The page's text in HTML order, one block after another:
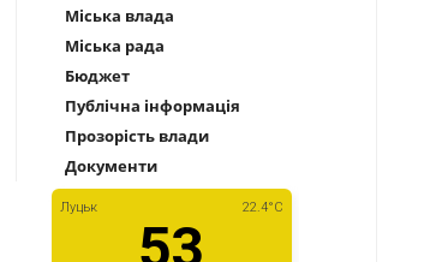
Міська влада
Міська рада
Бюджет
Публічна інформація
Прозорість влади
Документи